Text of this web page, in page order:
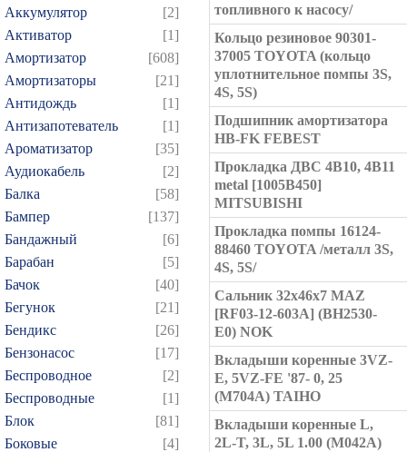
Аккумулятор
[2]
Активатор
[1]
Амортизатор
[608]
Амортизаторы
[21]
Антидождь
[1]
Антизапотеватель
[1]
Ароматизатор
[35]
Аудиокабель
[2]
Балка
[58]
Бампер
[137]
Бандажный
[6]
Барабан
[5]
Бачок
[40]
Бегунок
[21]
Бендикс
[26]
Бензонасос
[17]
Беспроводное
[2]
Беспроводные
[1]
Блок
[81]
Боковые
[4]
топливного к насосу/
Кольцо резиновое 90301-
37005 TOYOTA (кольцо
уплотнительное помпы 3S,
4S, 5S)
Подшипник амортизатора
HB-FK FEBEST
Прокладка ДВС 4B10, 4B11
metal [1005B450]
MITSUBISHI
Прокладка помпы 16124-
88460 TOYOTA /металл 3S,
4S, 5S/
Сальник 32x46x7 MAZ
[RF03-12-603A] (BH2530-
E0) NOK
Вкладыши коренные 3VZ-
E, 5VZ-FE '87- 0, 25
(M704A) TAIHO
Вкладыши коренные L,
2L-T, 3L, 5L 1.00 (M042A)